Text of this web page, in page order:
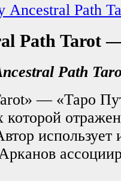
Ancestral Path
Path Tarot
Path
— «Таро
которой